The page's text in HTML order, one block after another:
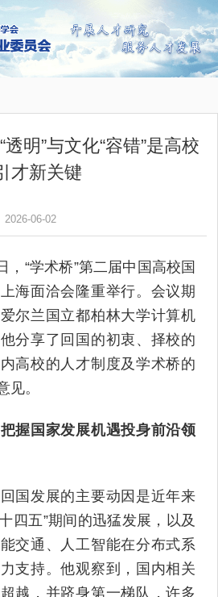
明”与文化“容错”是高校
才新关键
2026-06-02
“学术桥”第二届中国高校国
海面洽会隆重举行。会议期
尔兰国立都柏林大学计算机
分享了回国的初衷、择校的
高校的人才制度及学术桥的
见。
握国家发展机遇投身前沿领
发展的主要动因是近年来
四五”期间的迅猛发展，以及
交通、人工智能在分布式系
支持。他观察到，国内相关
越，并跻身第一梯队，许多